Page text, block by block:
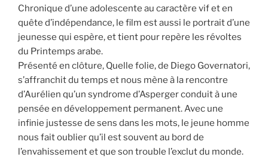
Chronique d’une adolescente au caractère vif et en
quête d’indépendance, le film est aussi le portrait d’une
jeunesse qui espère, et tient pour repère les révoltes
du Printemps arabe.
Présenté en clôture, Quelle folie, de Diego Governatori,
s’affranchit du temps et nous mène à la rencontre
d’Aurélien qu’un syndrome d’Asperger conduit à une
pensée en développement permanent. Avec une
infinie justesse de sens dans les mots, le jeune homme
nous fait oublier qu’il est souvent au bord de
l’envahissement et que son trouble l’exclut du monde.